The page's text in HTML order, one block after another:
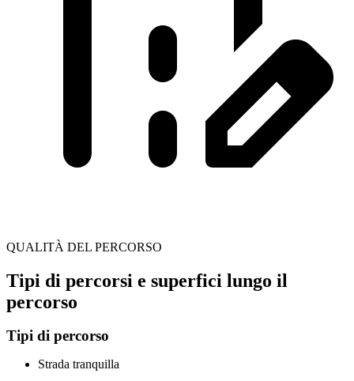
QUALITÀ DEL PERCORSO
Tipi di percorsi e superfici lungo il
percorso
Tipi di percorso
Strada tranquilla